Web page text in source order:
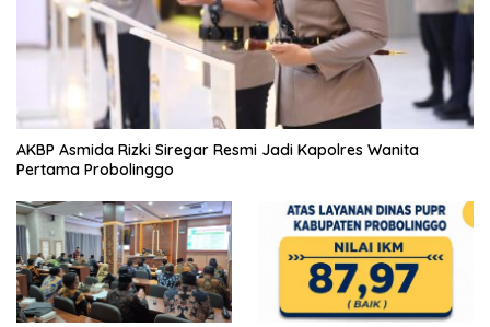
AKBP Asmida Rizki Siregar Resmi Jadi Kapolres Wanita
Pertama Probolinggo